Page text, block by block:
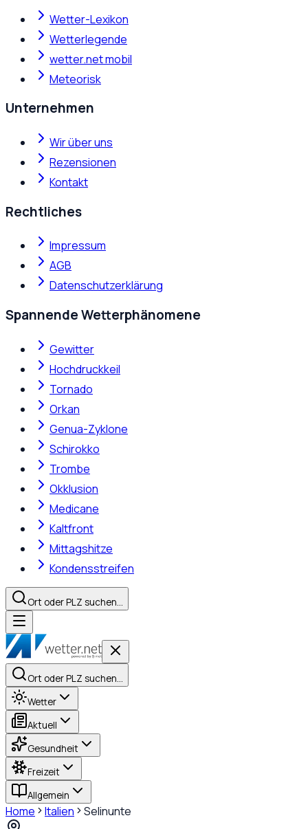
Wetter-Lexikon
Wetterlegende
wetter.net mobil
Meteorisk
Unternehmen
Wir über uns
Rezensionen
Kontakt
Rechtliches
Impressum
AGB
Datenschutzerklärung
Spannende Wetterphänomene
Gewitter
Hochdruckkeil
Tornado
Orkan
Genua-Zyklone
Schirokko
Trombe
Okklusion
Medicane
Kaltfront
Mittagshitze
Kondensstreifen
Ort oder PLZ suchen…
Ort oder PLZ suchen…
Wetter
Aktuell
Gesundheit
Freizeit
Allgemein
Home Italien Selinunte